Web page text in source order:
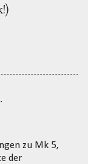
zu Mk 5,
der